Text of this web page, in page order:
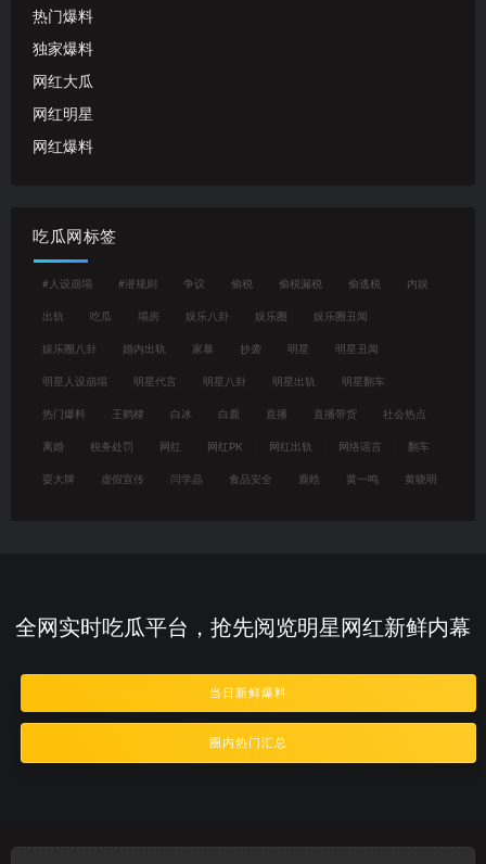
热门爆料
独家爆料
网红大瓜
网红明星
网红爆料
吃瓜网标签
#人设崩塌 #潜规则 争议 偷税 偷税漏税 偷逃税 内娱
出轨 吃瓜 塌房 娱乐八卦 娱乐圈 娱乐圈丑闻
娱乐圈八卦 婚内出轨 家暴 抄袭 明星 明星丑闻
明星人设崩塌 明星代言 明星八卦 明星出轨 明星翻车
热门爆料 王鹤棣 白冰 白鹿 直播 直播带货 社会热点
离婚 税务处罚 网红 网红PK 网红出轨 网络谣言 翻车
耍大牌 虚假宣传 闫学晶 食品安全 鹿晗 黄一鸣 黄晓明
全网实时吃瓜平台，抢先阅览明星网红新鲜内幕
当日新鲜爆料
圈内热门汇总